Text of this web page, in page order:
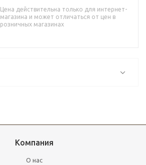
Цена действительна только для интернет-
магазина и может отличаться от цен в
розничных магазинах
Компания
О нас